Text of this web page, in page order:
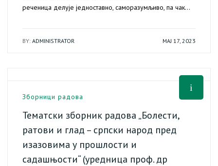
реченица делује једноставно, саморазумљиво, па чак…
BY: ADMINISTRATOR МАЈ 17, 2023
Зборници радова
Тематски зборник радова „Болести,
ратови и глад – српски народ пред
изазовима у прошлости и
садашњости“ (уредница проф. др